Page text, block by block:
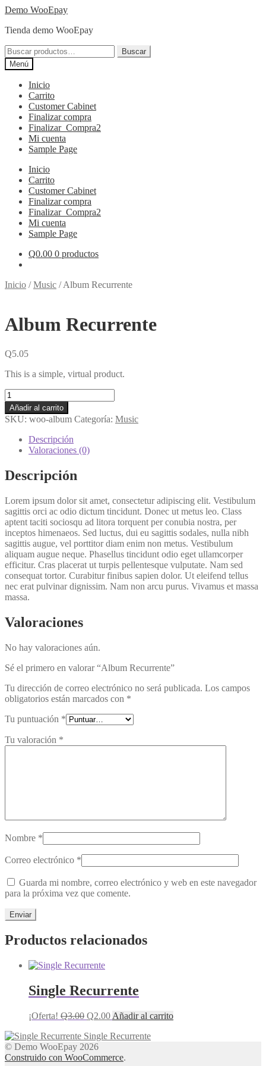
Ir
la
Ir
contenido
Demo WooEpay
Tienda demo WooEpay
Buscar
por:
Buscar
Menú
Inicio
Carrito
Customer Cabinet
Finalizar compra
Finalizar_Compra2
Mi cuenta
Sample Page
Inicio
Carrito
Customer Cabinet
Finalizar compra
Finalizar_Compra2
Mi cuenta
Sample Page
Q0.00 0 productos
Inicio /Music /Album Recurrente
Album Recurrente
Q5.05
This is a simple, virtual product.
Album
Recurrente
cantidad
Añadir al carrito
SKU: woo-album Categoría: Music
Descripción
Valoraciones (0)
Descripción
Lorem ipsum dolor sit amet, consectetur adipiscing elit. Vestibulum
sagittis orci ac odio dictum tincidunt. Donec ut metus leo. Class
aptent taciti sociosqu ad litora torquent per conubia nostra, per
inceptos himenaeos. Sed luctus, dui eu sagittis sodales, nulla nibh
sagittis augue, vel porttitor diam enim non metus. Vestibulum
aliquam augue neque. Phasellus tincidunt odio eget ullamcorper
efficitur. Cras placerat ut turpis pellentesque vulputate. Nam sed
consequat tortor. Curabitur finibus sapien dolor. Ut eleifend tellus
nec erat pulvinar dignissim. Nam non arcu purus. Vivamus et massa
massa.
Valoraciones
No hay valoraciones aún.
Sé el primero en valorar “Album Recurrente”
Tu dirección de correo electrónico no será publicada. Los campos
obligatorios están marcados con *
Tu puntuación *
Tu valoración *
Nombre *
Correo electrónico *
Guarda mi nombre, correo electrónico y web en este navegador
para la próxima vez que comente.
Productos relacionados
Single Recurrente
¡Oferta! Q3.00 El
original
era:
Q3.00.
Q2.00El
actual
Q2.00.
Añadir al carrito
Single Recurrente
© Demo WooEpay 2026
Construido con WooCommerce.